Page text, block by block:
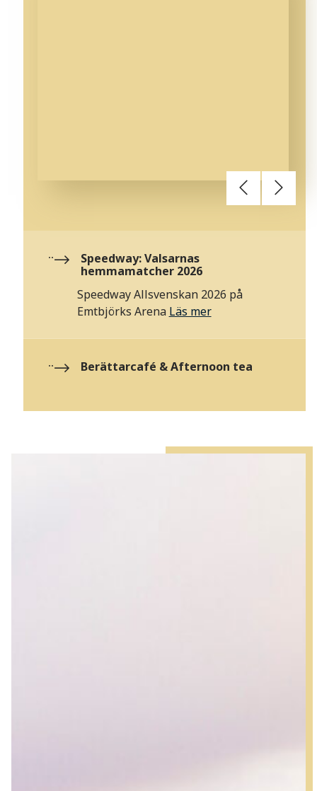
Speedway: Valsarnas
hemmamatcher 2026
Speedway Allsvenskan 2026 på
Emtbjörks Arena Läs mer
Berättarcafé & Afternoon tea